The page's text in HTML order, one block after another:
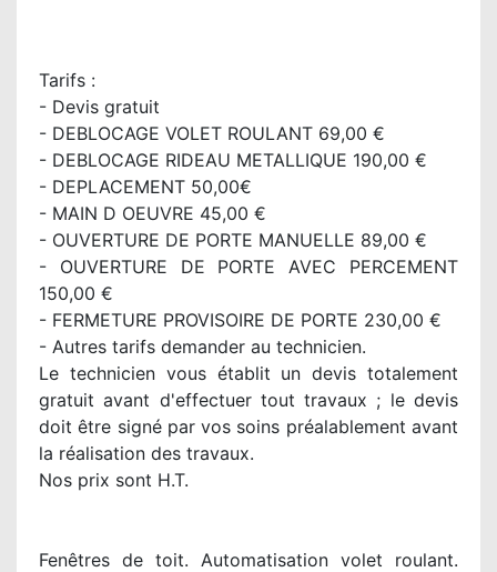
Tarifs :
- Devis gratuit
- DEBLOCAGE VOLET ROULANT 69,00 €
- DEBLOCAGE RIDEAU METALLIQUE 190,00 €
- DEPLACEMENT 50,00€
- MAIN D OEUVRE 45,00 €
- OUVERTURE DE PORTE MANUELLE 89,00 €
- OUVERTURE DE PORTE AVEC PERCEMENT
150,00 €
- FERMETURE PROVISOIRE DE PORTE 230,00 €
- Autres tarifs demander au technicien.
Le technicien vous établit un devis totalement
gratuit avant d'effectuer tout travaux ; le devis
doit être signé par vos soins préalablement avant
la réalisation des travaux.
Nos prix sont H.T.
Fenêtres de toit. Automatisation volet roulant.